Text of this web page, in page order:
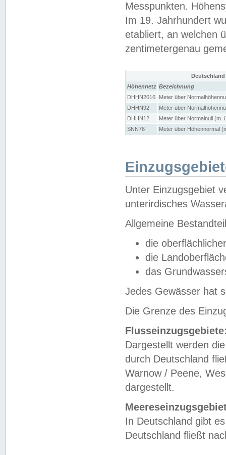
Messpunkten.
Im 19. Jahrhundert
etabliert, an welchen
zentimetergenau
Höhennetz Bezeichnung
DHHN2016
Meter über
DHHN92
Meter über
DHHN12
Meter über Normalnull (m.
SNN76
Meter über Höhennormal
Unter Einzugsgebiet
unterirdisches
Allgemeine
die
die
das
Jedes Gewässer hat
Die Grenze des
Dargestellt werden
durch Deutschland
Warnow / Peene,
dargestellt.
In Deutschland gibt
Deutschland fließt